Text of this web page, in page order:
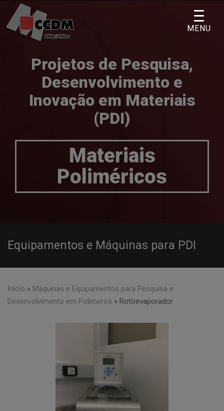
content
Projetos de Pesquisa,
Desenvolvimento e
Inovação em Materiais
(PDI)
Materiais
Poliméricos
Equipamentos e Máquinas para PDI
Início » Máquinas e Equipamentos para Pesquisa e
Desenvolvimento em Polímeros » Rotoevaporador
MENU